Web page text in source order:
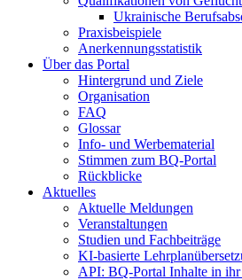
Ukrainische
Praxisbeispiele
Anerkennungsstatistik
Über das Portal
Hintergrund und Ziele
Organisation
FAQ
Glossar
Info- und Werbematerial
Stimmen zum BQ-Portal
Rückblicke
Aktuelles
Aktuelle Meldungen
Veranstaltungen
Studien und Fachbeiträge
KI-basierte
API: BQ-Portal Inhalte in ihr